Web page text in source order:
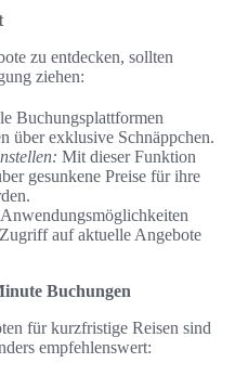
zu entdecken, sollten
ziehen:
Buchungsplattformen
über exklusive Schnäppchen.
Mit dieser Funktion
gesunkene Preise für ihre
auf aktuelle Angebote
Buchungen
für kurzfristige Reisen sind
empfehlenswert: